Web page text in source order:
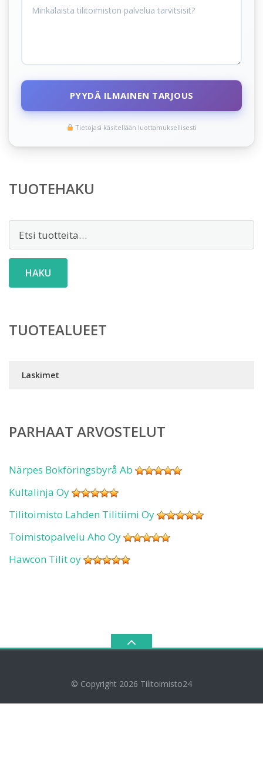
PYYDÄ ILMAINEN TARJOUS
Tietojasi käsitellään luottamuksellisesti
TUOTEHAKU
HAKU
TUOTEALUEET
Laskimet
PARHAAT ARVOSTELUT
Närpes Bokföringsbyrå Ab
Kultalinja Oy
Tilitoimisto Lahden Tilitiimi Oy
Toimistopalvelu Aho Oy
Hawcon Tilit oy
© Copyright 2026 Tilitoimisto24